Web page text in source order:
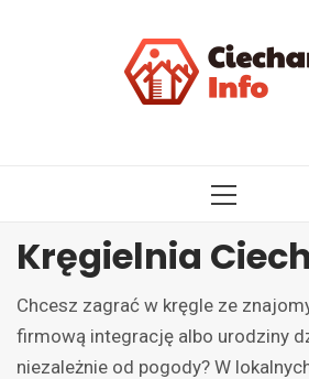
PRIMARY
Kręgielnia
Chcesz zagrać w kręgle ze
firmową integrację albo urodziny
niezależnie od pogody? W